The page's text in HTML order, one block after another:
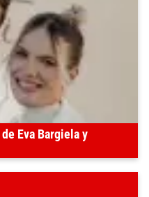
Eva Bargiela y